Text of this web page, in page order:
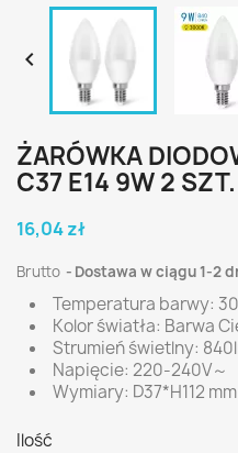

ŻARÓWKA
C37 E14 9W 2
16,04 zł
Brutto Dostawa w ciągu 1-2
Temperatura barwy:
Kolor światła: Barwa
Strumień świetlny:
Napięcie: 220-240V～
Wymiary: D37*H112 mm
Ilość